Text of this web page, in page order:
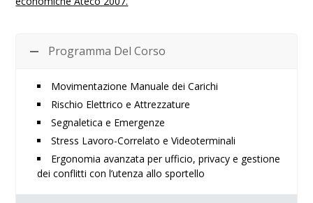
Programma Del Corso
Movimentazione Manuale dei Carichi
Rischio Elettrico e Attrezzature
Segnaletica e Emergenze
Stress Lavoro-Correlato e Videoterminali
Ergonomia avanzata per ufficio, privacy e gestione
dei conflitti con l’utenza allo sportello